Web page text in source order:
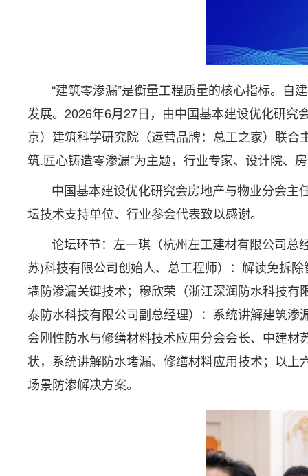
“建筑零渗漏”是衡量工程质量的核心指标。自
发展。2026年6月27日，由中国基本建设优化研
京）建筑科学研究院（运营品牌：总工之家）联合
筑.匠心铸造零渗漏”为主题，行业专家、设计院、
中国基本建设优化研究会房地产与物业分会主
坛技术支持单位、行业参会代表致以感谢。
论坛环节：左一琪（杭州左工建材有限公司总
苏)科技有限公司创始人、总工程师）：解读免拆
墙防渗漏关键技术；穆欣荣（浙江深润防水科技
泰防水科技有限公司副总经理）：系统讲解建筑
会刚性防水与修缮材料技术应用分会会长、中建
状，系统讲解防水堵漏、修缮材料应用技术；以
场景防渗解决方案。